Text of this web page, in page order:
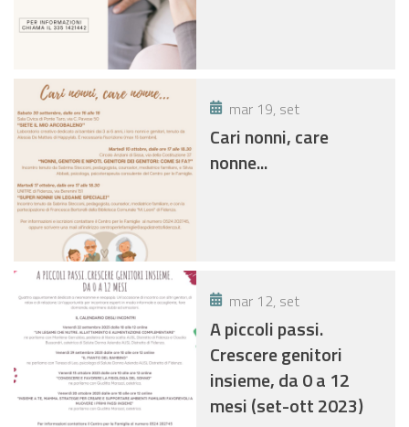
mar 19, set
Cari nonni, care
nonne...
mar 12, set
A piccoli passi.
Crescere genitori
insieme, da 0 a 12
mesi (set-ott 2023)